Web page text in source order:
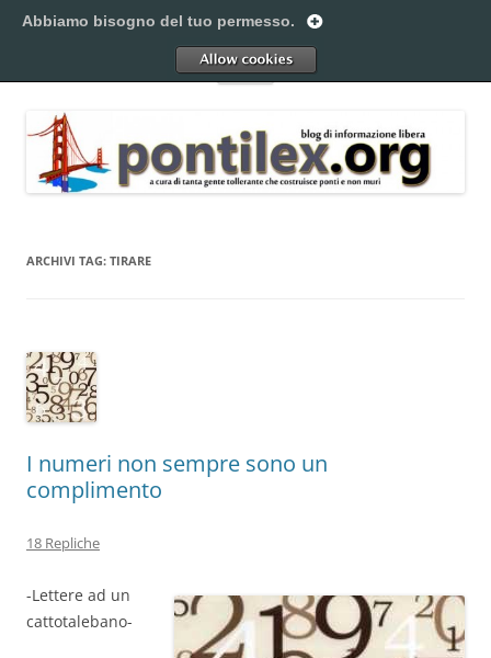
al
Pontilex
Menu
ARCHIVI TAG: TIRARE
I numeri non sempre sono un
complimento
18 Repliche
-Lettere ad un
cattotalebano-
Abbiamo bisogno del tuo permesso.